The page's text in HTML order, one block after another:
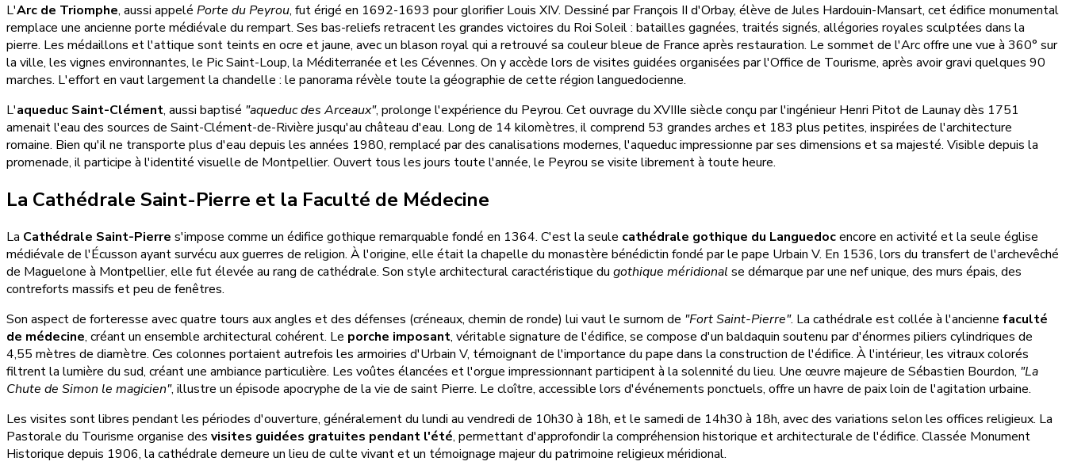
L'Arc de Triomphe, aussi appelé Porte du Peyrou, fut érigé en 1692-1693 pour glorifier Louis XIV. Dessiné par François II d'Orbay, élève de Jules Hardouin-Mansart, cet édifice monumental
remplace une ancienne porte médiévale du rempart. Ses bas-reliefs retracent les grandes victoires du Roi Soleil : batailles gagnées, traités signés, allégories royales sculptées dans la
pierre. Les médaillons et l'attique sont teints en ocre et jaune, avec un blason royal qui a retrouvé sa couleur bleue de France après restauration. Le sommet de l'Arc offre une vue à 360° sur
la ville, les vignes environnantes, le Pic Saint-Loup, la Méditerranée et les Cévennes. On y accède lors de visites guidées organisées par l'Office de Tourisme, après avoir gravi quelques 90
marches. L'effort en vaut largement la chandelle : le panorama révèle toute la géographie de cette région languedocienne.
L'aqueduc Saint-Clément, aussi baptisé "aqueduc des Arceaux", prolonge l'expérience du Peyrou. Cet ouvrage du XVIIIe siècle conçu par l'ingénieur Henri Pitot de Launay dès 1751
amenait l'eau des sources de Saint-Clément-de-Rivière jusqu'au château d'eau. Long de 14 kilomètres, il comprend 53 grandes arches et 183 plus petites, inspirées de l'architecture
romaine. Bien qu'il ne transporte plus d'eau depuis les années 1980, remplacé par des canalisations modernes, l'aqueduc impressionne par ses dimensions et sa majesté. Visible depuis la
promenade, il participe à l'identité visuelle de Montpellier. Ouvert tous les jours toute l'année, le Peyrou se visite librement à toute heure.
La Cathédrale Saint-Pierre et la Faculté de Médecine
La Cathédrale Saint-Pierre s'impose comme un édifice gothique remarquable fondé en 1364. C'est la seule cathédrale gothique du Languedocencore en activité et la seule église
médiévale de l'Écusson ayant survécu aux guerres de religion. À l'origine, elle était la chapelle du monastère bénédictin fondé par le pape Urbain V. En 1536, lors du transfert de l'archevêché
de Maguelone à Montpellier, elle fut élevée au rang de cathédrale. Son style architectural caractéristique du gothique méridional se démarque par une nef unique, des murs épais, des
contreforts massifs et peu de fenêtres.
Son aspect de forteresse avec quatre tours aux angles et des défenses (créneaux, chemin de ronde) lui vaut le surnom de "Fort Saint-Pierre". La cathédrale est collée à l'ancienne faculté
de médecine, créant un ensemble architectural cohérent. Le porche imposant, véritable signature de l'édifice, se compose d'un baldaquin soutenu par d'énormes piliers cylindriques de
4,55 mètres de diamètre. Ces colonnes portaient autrefois les armoiries d'Urbain V, témoignant de l'importance du pape dans la construction de l'édifice. À l'intérieur, les vitraux colorés
filtrent la lumière du sud, créant une ambiance particulière. Les voûtes élancées et l'orgue impressionnant participent à la solennité du lieu. Une œuvre majeure de Sébastien Bourdon, "La
Chute de Simon le magicien", illustre un épisode apocryphe de la vie de saint Pierre. Le cloître, accessible lors d'événements ponctuels, offre un havre de paix loin de l'agitation urbaine.
Les visites sont libres pendant les périodes d'ouverture, généralement du lundi au vendredi de 10h30 à 18h, et le samedi de 14h30 à 18h, avec des variations selon les offices religieux. La
Pastorale du Tourisme organise des visites guidées gratuites pendant l'été, permettant d'approfondir la compréhension historique et architecturale de l'édifice. Classée Monument
Historique depuis 1906, la cathédrale demeure un lieu de culte vivant et un témoignage majeur du patrimoine religieux méridional.